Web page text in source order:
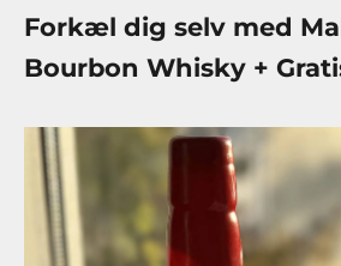
Forkæl dig selv med
Bourbon Whisky +